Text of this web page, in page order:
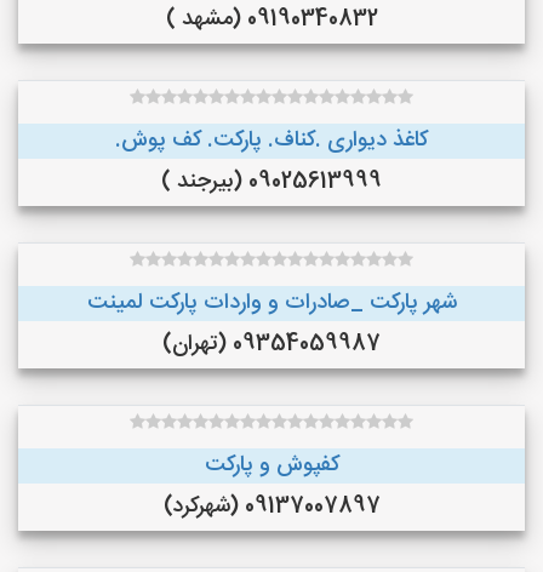
09190340832 (مشهد )
کاغذ دیواری .کناف. پارکت. کف پوش.
09025613999 (بیرجند )
شهر پارکت _صادرات و واردات پارکت لمینت
09354059987 (تهران)
کفپوش و پارکت
09137007897 (شهرکرد)